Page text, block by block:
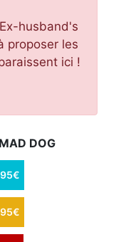
husband's
proposer les
ici !
DOG